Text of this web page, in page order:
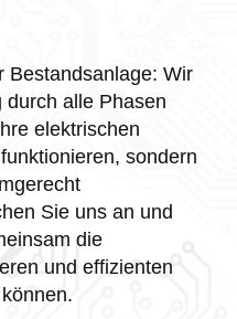
Bestandsanlage: Wir
durch alle Phasen
elektrischen
sondern
Sie uns an und
die
und effizienten